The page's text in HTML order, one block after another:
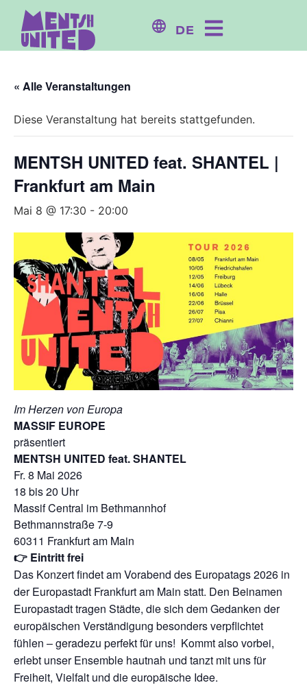
springen
DE
« Alle Veranstaltungen
Diese Veranstaltung hat bereits stattgefunden.
MENTSH UNITED feat. SHANTEL |
Frankfurt am Main
Mai 8 @ 17:30 - 20:00
Im Herzen von Europa
MASSIF EUROPE
präsentiert
MENTSH UNITED feat. SHANTEL
Fr. 8 Mai 2026
18 bis 20 Uhr
Massif Central im Bethmannhof
Bethmannstraße 7-9
60311 Frankfurt am Main
👉 Eintritt frei
Das Konzert findet am Vorabend des Europatags 2026 in
der Europastadt Frankfurt am Main statt. Den Beinamen
Europastadt tragen Städte, die sich dem Gedanken der
europäischen Verständigung besonders verpflichtet
fühlen – geradezu perfekt für uns! Kommt also vorbei,
erlebt unser Ensemble hautnah und tanzt mit uns für
Freiheit, Vielfalt und die europäische Idee.